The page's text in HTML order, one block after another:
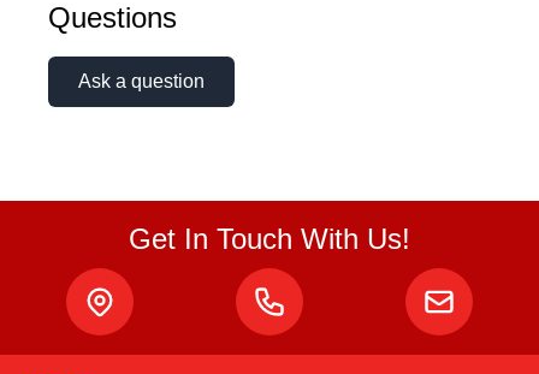
Questions
Ask a question
Get In Touch With Us!
Sophie